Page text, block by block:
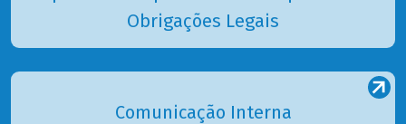
Obrigações Legais
Comunicação Interna